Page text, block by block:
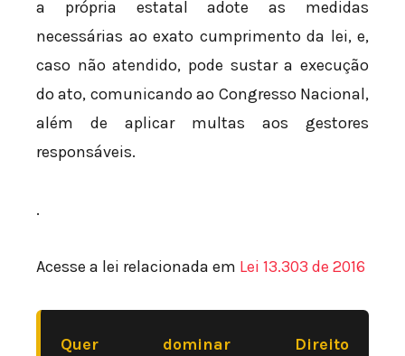
a própria estatal adote as medidas
necessárias ao exato cumprimento da lei, e,
caso não atendido, pode sustar a execução
do ato, comunicando ao Congresso Nacional,
além de aplicar multas aos gestores
responsáveis.
.
Acesse a lei relacionada em Lei 13.303 de 2016
Quer dominar Direito